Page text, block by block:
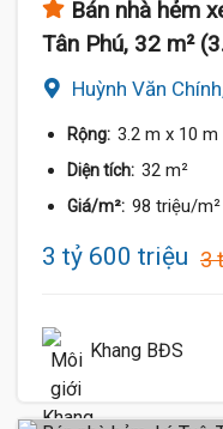
Bán nhà hẻm
Tân Phú, 32 m²
Huỳnh Văn
Rộng: 3.2 m x 10 m
Diện tích: 32 m²
Giá/m²: 98 triệu/m²
3 tỷ 600 triệu 3
Khang BĐS